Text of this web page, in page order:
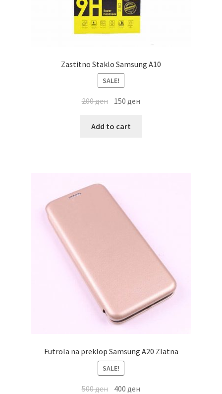
Zastitno Staklo Samsung A10
SALE!
200ден 150ден
Add to cart
Futrola na preklop Samsung A20 Zlatna
SALE!
500ден 400 ден